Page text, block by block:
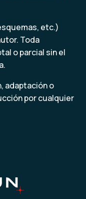
etc.)
Toda
o parcial sin el
adaptación o
por cualquier